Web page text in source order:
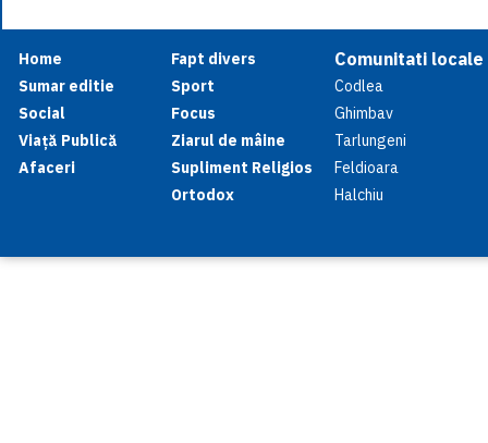
Home
Sumar editie
Social
Viață Publică
Afaceri
Fapt divers
Sport
Focus
Ziarul de mâine
Supliment Religios
Ortodox
Comunitati locale
Codlea
Ghimbav
Tarlungeni
Feldioara
Halchiu